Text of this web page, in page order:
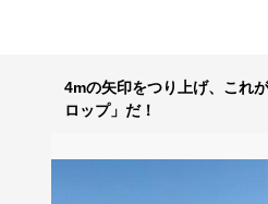
4mの矢印をつり上げ、これ
ロップ」だ！